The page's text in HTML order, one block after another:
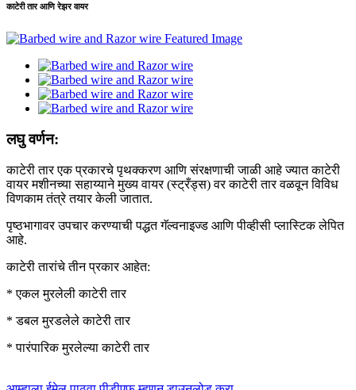
काटेरी तार आणि रेझर वायर
लघु वर्णन:
काटेरी तार एक प्रकारचे पृथक्करण आणि संरक्षणाची जाळी आहे ज्यात काटेरी
वायर मशीनच्या सहाय्याने मुख्य वायर (स्ट्रँड्स) वर काटेरी तार वळवून विविध
विणकाम तंत्रे तयार केली जातात.
पृष्ठभागावर उपचार करण्याची पद्धत गॅल्वनाइज्ड आणि पीव्हीसी प्लास्टिक लेपित
आहे.
काटेरी तारांचे तीन प्रकार आहेत:
* एकल मुरलेली काटेरी तार
* डबल मुरडलेले काटेरी तार
* पारंपारिक मुरलेल्या काटेरी तार